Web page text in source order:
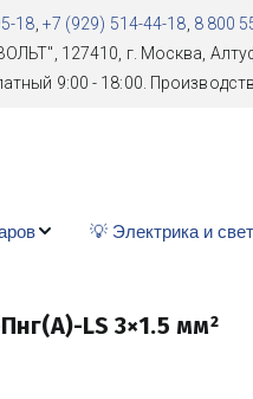
18 +7 (929) 514-44-18 8 800
127410, г. Москва
9:00 - 18:00.
💡 Электрика и свет
LS 3×1.5 мм²